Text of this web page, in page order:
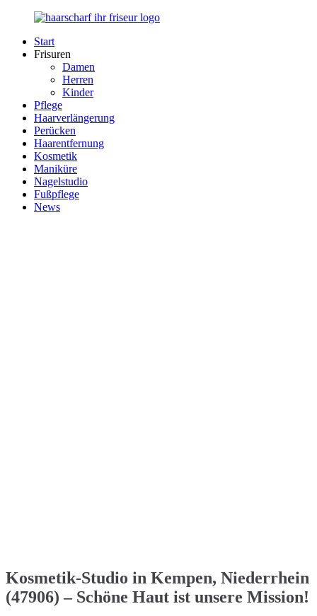
Zurück
Inhalt
Haarscharf
Händen
Start
Frisuren
Damen
Herren
Kinder
Pflege
Haarverlängerung
Perücken
Haarentfernung
Kosmetik
Maniküre
Nagelstudio
Fußpflege
News
Kosmetik-Studio in Kempen, Niederrhein
(47906) – Schöne Haut ist unsere Mission!